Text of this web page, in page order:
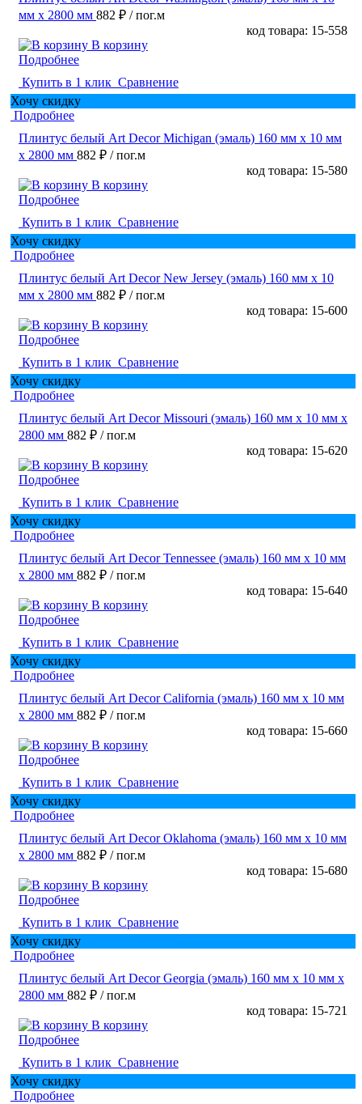
мм х 2800 мм 882 ₽ / пог.м
код товара: 15-558
В корзину
Подробнее
Купить в 1 клик Сравнение
Хочу скидку
Подробнее
Плинтус белый Art Decor Michigan (эмаль) 160 мм х 10 мм
х 2800 мм 882 ₽ / пог.м
код товара: 15-580
В корзину
Подробнее
Купить в 1 клик Сравнение
Хочу скидку
Подробнее
Плинтус белый Art Decor New Jersey (эмаль) 160 мм х 10
мм х 2800 мм 882 ₽ / пог.м
код товара: 15-600
В корзину
Подробнее
Купить в 1 клик Сравнение
Хочу скидку
Подробнее
Плинтус белый Art Decor Missouri (эмаль) 160 мм х 10 мм х
2800 мм 882 ₽ / пог.м
код товара: 15-620
В корзину
Подробнее
Купить в 1 клик Сравнение
Хочу скидку
Подробнее
Плинтус белый Art Decor Tennessee (эмаль) 160 мм х 10 мм
х 2800 мм 882 ₽ / пог.м
код товара: 15-640
В корзину
Подробнее
Купить в 1 клик Сравнение
Хочу скидку
Подробнее
Плинтус белый Art Decor California (эмаль) 160 мм х 10 мм
х 2800 мм 882 ₽ / пог.м
код товара: 15-660
В корзину
Подробнее
Купить в 1 клик Сравнение
Хочу скидку
Подробнее
Плинтус белый Art Decor Oklahoma (эмаль) 160 мм х 10 мм
х 2800 мм 882 ₽ / пог.м
код товара: 15-680
В корзину
Подробнее
Купить в 1 клик Сравнение
Хочу скидку
Подробнее
Плинтус белый Art Decor Georgia (эмаль) 160 мм х 10 мм х
2800 мм 882 ₽ / пог.м
код товара: 15-721
В корзину
Подробнее
Купить в 1 клик Сравнение
Хочу скидку
Подробнее